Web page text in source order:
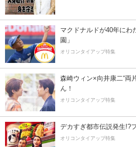
マクドナルドが40年にわ
園」
オリコンタイアップ特集
森崎ウィン×向井康二“両
ん！
オリコンタイアップ特集
デカすぎ都市伝説発生!?
オリコンタイアップ特集